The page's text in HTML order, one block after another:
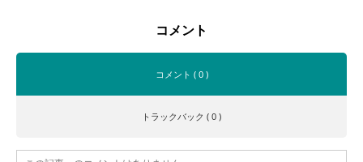
コメント
コメント ( 0 )
トラックバック ( 0 )